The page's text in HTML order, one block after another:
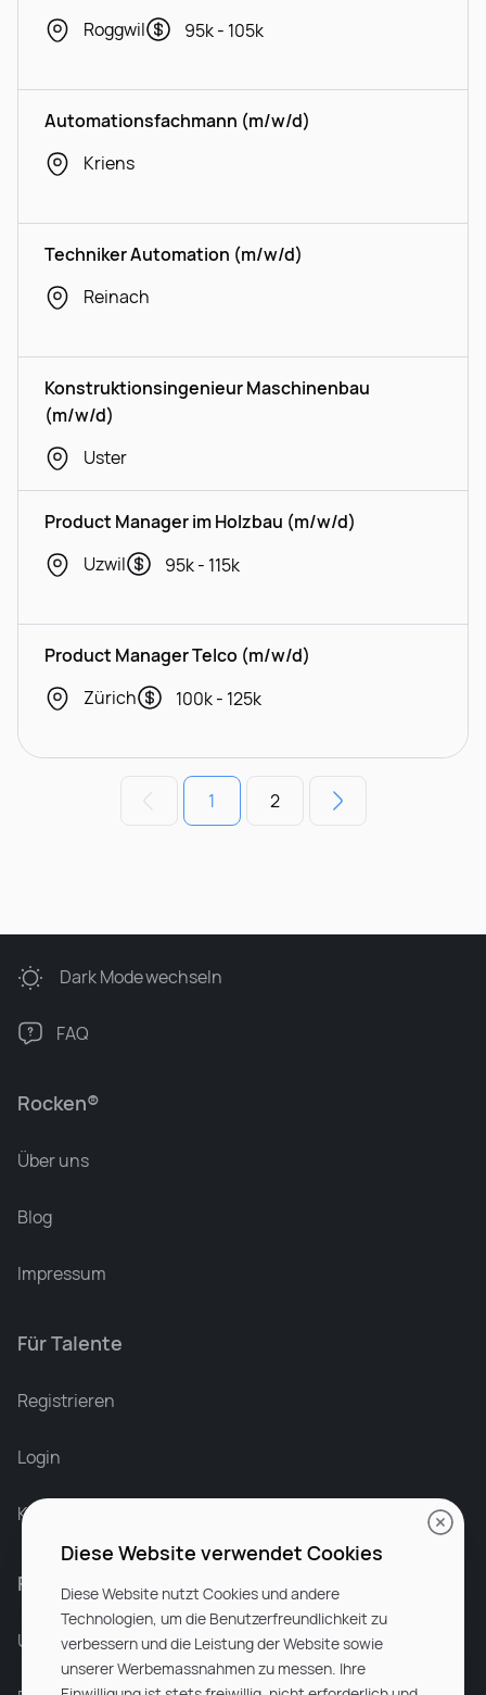
Roggwil
95k - 105k
Automationsfachmann (m/w/d)
Kriens
Techniker Automation (m/w/d)
Reinach
Konstruktionsingenieur Maschinenbau
(m/w/d)
Uster
Product Manager im Holzbau (m/w/d)
Uzwil
95k - 115k
Product Manager Telco (m/w/d)
Zürich
100k - 125k
1 2
Rocken®
Über uns
Blog
Impressum
Für Talente
Registrieren
Login
Karriere bei Rocken
Für Unternehmen
Unsere Dienstleistungen
Dark Modewechseln
FAQ
Diese Website verwendet Cookies
Diese Website nutzt Cookies und andere
Technologien, um die Benutzerfreundlichkeit zu
verbessern und die Leistung der Website sowie
unserer Werbemassnahmen zu messen. Ihre